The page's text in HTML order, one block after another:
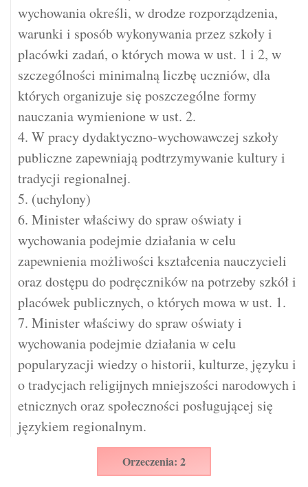
wychowania określi, w drodze rozporządzenia,
warunki i sposób wykonywania przez szkoły i
placówki zadań, o których mowa w ust. 1 i 2, w
szczególności minimalną liczbę uczniów, dla
których organizuje się poszczególne formy
nauczania wymienione w ust. 2.
4. W pracy dydaktyczno-wychowawczej szkoły
publiczne zapewniają podtrzymywanie kultury i
tradycji regionalnej.
5. (uchylony)
6. Minister właściwy do spraw oświaty i
wychowania podejmie działania w celu
zapewnienia możliwości kształcenia nauczycieli
oraz dostępu do podręczników na potrzeby szkół i
placówek publicznych, o których mowa w ust. 1.
7. Minister właściwy do spraw oświaty i
wychowania podejmie działania w celu
popularyzacji wiedzy o historii, kulturze, języku i
o tradycjach religijnych mniejszości narodowych i
etnicznych oraz społeczności posługującej się
językiem regionalnym.
Orzeczenia: 2